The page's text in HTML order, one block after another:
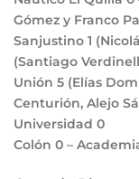
Gómez y Franco
Sanjustino 1
(Santiago
Unión 5 (Elías
Centurión, Alejo
Universidad 0
Colón 0 –